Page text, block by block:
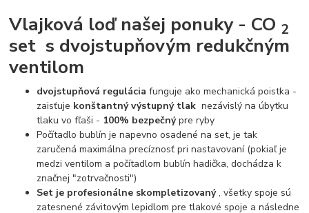
Vlajková loď našej ponuky - CO 2
set s dvojstupňovým redukčným
ventilom
dvojstupňová regulácia funguje ako mechanická poistka -
zaisťuje konštantný výstupný tlak nezávislý na úbytku
tlaku vo fľaši - 100% bezpečnýpre ryby
Počítadlo bublín je napevno osadené na set, je tak
zaručená maximálna precíznosť pri nastavovaní (pokiaľ je
medzi ventilom a počítadlom bublín hadička, dochádza k
značnej "zotrvačnosti")
Set je profesionálne skompletizovaný, všetky spoje sú
zatesnené závitovým lepidlom pre tlakové spoje a následne